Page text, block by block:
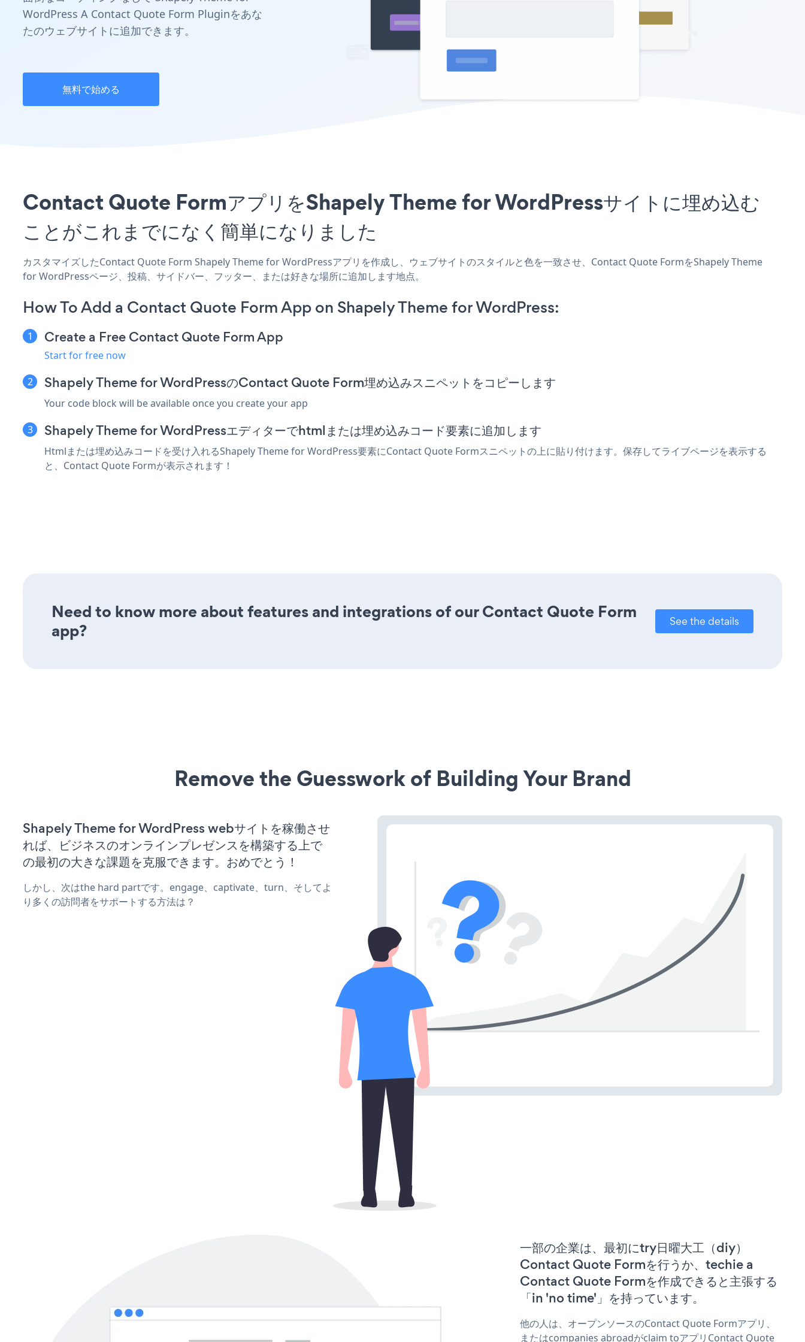
WordPress A Contact Quote Form Pluginをあな
たのウェブサイトに追加できます。
無料で始める
Contact Quote FormアプリをShapely Theme for WordPressサイトに埋め込む
ことがこれまでになく簡単になりました
カスタマイズしたContact Quote Form Shapely Theme for WordPressアプリを作成し、ウェブサイトのスタイルと色を一致させ、Contact Quote FormをShapely Theme
for WordPressページ、投稿、サイドバー、フッター、または好きな場所に追加します地点。
How To Add a Contact Quote Form App on Shapely Theme for WordPress:
Create a Free Contact Quote Form App
Start for free now
Shapely Theme for WordPressのContact Quote Form埋め込みスニペットをコピーします
Your code block will be available once you create your app
Shapely Theme for WordPressエディターでhtmlまたは埋め込みコード要素に追加します
Htmlまたは埋め込みコードを受け入れるShapely Theme for WordPress要素にContact Quote Formスニペットの上に貼り付けます。保存してライブページを表示する
と、Contact Quote Formが表示されます！
Need to know more about features and integrations of our Contact Quote Form
app?
See the details
Remove the Guesswork of Building Your Brand
Shapely Theme for WordPress webサイトを稼働させ
れば、ビジネスのオンラインプレゼンスを構築する上で
の最初の大きな課題を克服できます。おめでとう！
しかし、次はthe hard partです。engage、captivate、turn、そしてよ
り多くの訪問者をサポートする方法は？
一部の企業は、最初にtry日曜大工（diy）
Contact Quote Formを行うか、techie a
Contact Quote Formを作成できると主張する
「in 'no time'」を持っています。
他の人は、オープンソースのContact Quote Formアプリ、
またはcompanies abroadがclaim toアプリContact Quote